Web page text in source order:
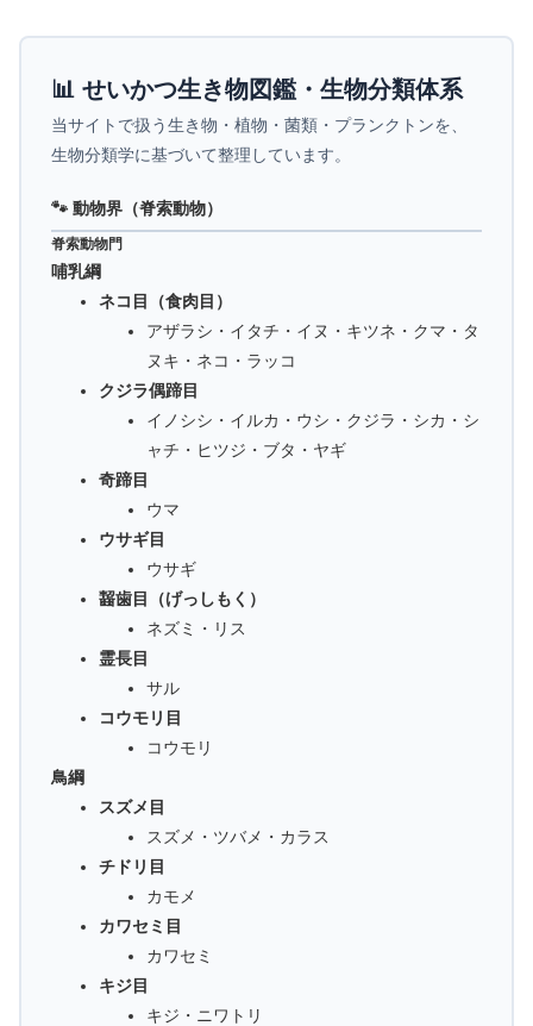
📊 せいかつ生き物図鑑・生物分類体系
当サイトで扱う生き物・植物・菌類・プランクトンを、
生物分類学に基づいて整理しています。
🐾 動物界（脊索動物）
脊索動物門
哺乳綱
ネコ目（食肉目）
アザラシ・イタチ・イヌ・キツネ・クマ・タ
ヌキ・ネコ・ラッコ
クジラ偶蹄目
イノシシ・イルカ・ウシ・クジラ・シカ・シ
ャチ・ヒツジ・ブタ・ヤギ
奇蹄目
ウマ
ウサギ目
ウサギ
齧歯目（げっしもく）
ネズミ・リス
霊長目
サル
コウモリ目
コウモリ
鳥綱
スズメ目
スズメ・ツバメ・カラス
チドリ目
カモメ
カワセミ目
カワセミ
キジ目
キジ・ニワトリ